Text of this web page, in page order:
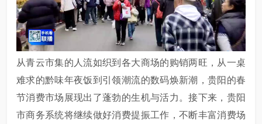
从青云市集的人流如织到各大商场的购销两旺，从一桌
难求的黔味年夜饭到引领潮流的数码焕新潮，贵阳的春
节消费市场展现出了蓬勃的生机与活力。接下来，贵阳
市商务系统将继续做好消费提振工作，不断丰富消费场